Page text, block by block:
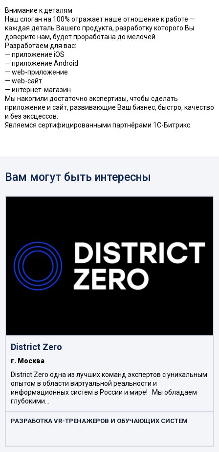
Внимание к деталям
Наш слоган на 100% отражает наше отношение к работе —
каждая деталь Вашего продукта, разработку которого Вы
доверите нам, будет проработана до мелочей.
Разработаем для вас:
— приложение iOS
— приложение Android
— web-приложение
— web-сайт
— интернет-магазин
Мы накопили достаточно экспертизы, чтобы сделать
приложение и сайт, развивающие Ваш бизнес, быстро, качество
и без эксцессов.
Являемся сертифицированными партнёрами 1С-Битрикс.
Вам могут быть интересны
District Zero
г. Москва
District Zero одна из лучших команд экспертов с уникальным
опытом в области виртуальной реальности и
информационных систем в России и мире! Мы обладаем
глубокими…
РАЗРАБОТКА VR-ТРЕНАЖЕРОВ И ОБУЧАЮЩИХ СИСТЕМ